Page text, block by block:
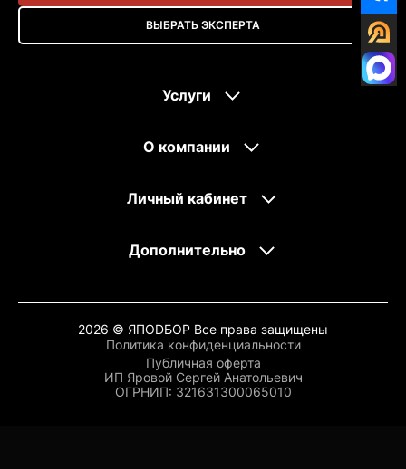
ВЫБРАТЬ ЭКСПЕРТА
Услуги
О компании
Личный кабинет
Дополнительно
2026 © ЯПОDБОР Все права защищены
Политика конфиденциальности
Публичная оферта
ИП Яровой Сергей Анатольевич
OГРНИП: 321631300065010